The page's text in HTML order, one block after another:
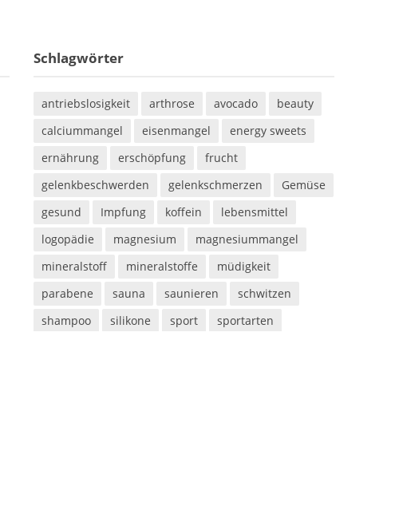
Schlagwörter
antriebslosigkeit arthrose avocado
beauty
calciummangel
eisenmangel
energy sweets
ernährung
erschöpfung
frucht
gelenkbeschwerden
gelenkschmerzen
Gemüse
gesund
Impfung koffein
lebensmittel
logopädie
magnesium
magnesiummangel
mineralstoff
mineralstoffe
müdigkeit
parabene
sauna saunieren
schwitzen
shampoo
silikone sport
sportarten